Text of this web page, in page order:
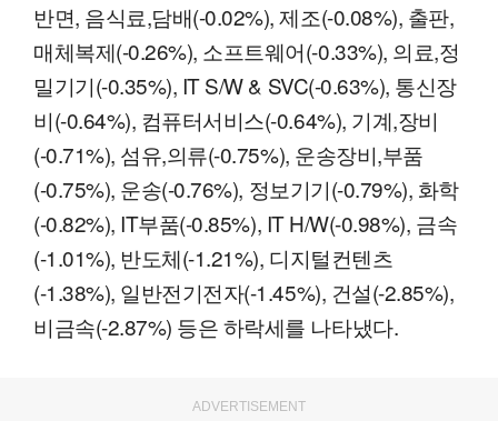
반면, 음식료,담배(-0.02%), 제조(-0.08%), 출판,
매체복제(-0.26%), 소프트웨어(-0.33%), 의료,정
밀기기(-0.35%), IT S/W & SVC(-0.63%), 통신장
비(-0.64%), 컴퓨터서비스(-0.64%), 기계,장비
(-0.71%), 섬유,의류(-0.75%), 운송장비,부품
(-0.75%), 운송(-0.76%), 정보기기(-0.79%), 화학
(-0.82%), IT부품(-0.85%), IT H/W(-0.98%), 금속
(-1.01%), 반도체(-1.21%), 디지털컨텐츠
(-1.38%), 일반전기전자(-1.45%), 건설(-2.85%),
비금속(-2.87%) 등은 하락세를 나타냈다.
ADVERTISEMENT